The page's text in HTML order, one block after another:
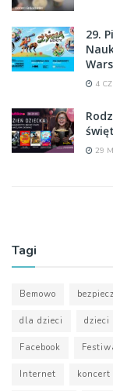
29.
4
29
Tagi
Bemowo
dla dzieci dzieci
Facebook
Internet koncert